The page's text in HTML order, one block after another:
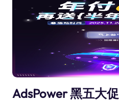
AdsPower 黑五大